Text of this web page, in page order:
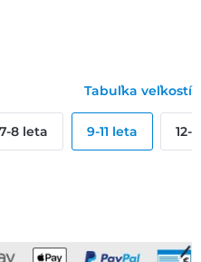
Tabuľka veľkostí
7-8 leta 9-11 leta 12-